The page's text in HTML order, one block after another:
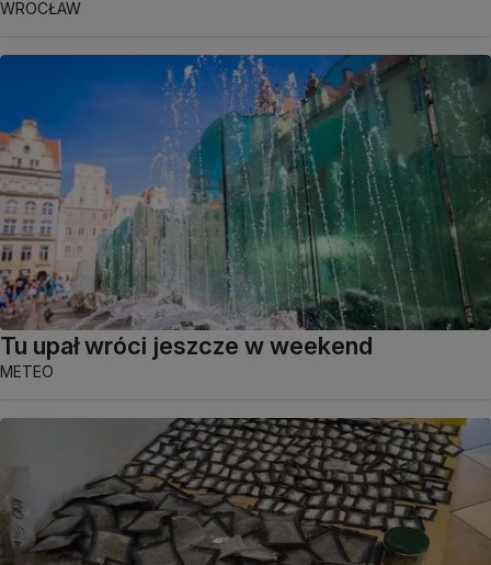
WROCŁAW
Tu upał wróci jeszcze w weekend
METEO